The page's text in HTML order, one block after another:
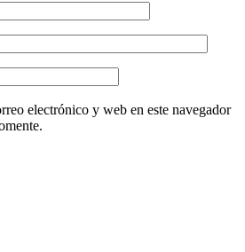
electrónico y web en este navegador